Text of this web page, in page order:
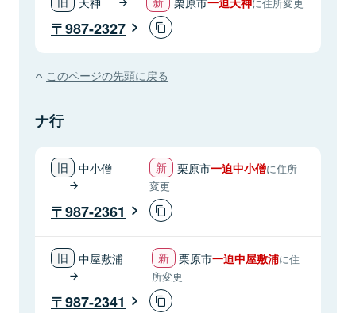
987-2327
このページの先頭に戻る
ナ行
中小僧 栗原市一迫中小僧に住所
変更
987-2361
中屋敷浦 栗原市一迫中屋敷浦に住
所変更
987-2341